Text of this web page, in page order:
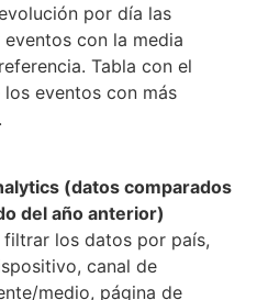
por día las
con la media
Tabla con el
eventos con más
(datos comparados
del año anterior)
los datos por país,
canal de
medio, página de